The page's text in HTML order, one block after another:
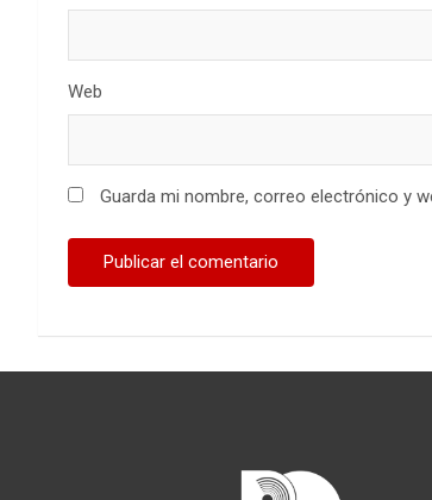
Web
Guarda mi nombre, correo electrónico y